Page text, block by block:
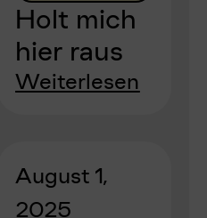
Holt mich
hier raus
Weiterlesen
August 1,
2025